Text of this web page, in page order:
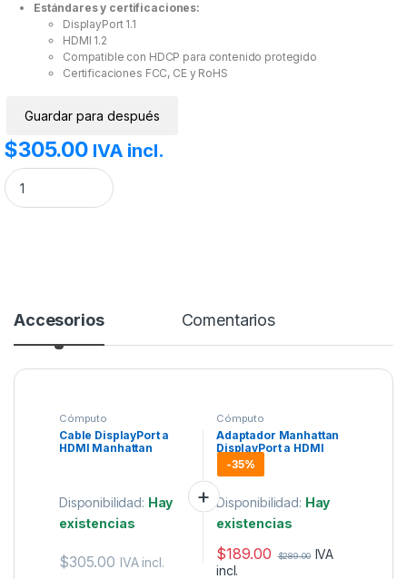
Estándares y certificaciones:
DisplayPort 1.1
HDMI 1.2
Compatible con HDCP para contenido protegido
Certificaciones FCC, CE y RoHS
Guardar para después
$305.00 IVA incl.
Cable DisplayPort a HDMI Manhattan 1080p 1m cantidad
Accesorios Comentarios
Cómputo
Cable DisplayPort a
HDMI Manhattan
Disponibilidad: Hay
existencias
$305.00 IVA incl.
Cómputo
Adaptador Manhattan
DisplayPort a HDMI
Pasivo (DisplayPort
Macho / HDMI
Hembra).
-35%
Disponibilidad: Hay
existencias
$189.00 $289.00 IVA
incl.